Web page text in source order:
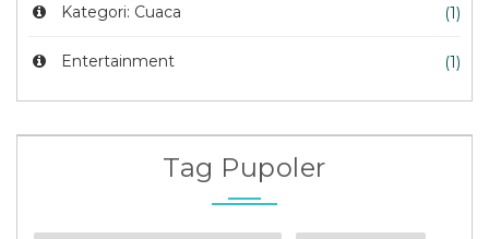
Kategori: Cuaca (1)
Entertainment (1)
Tag Pupoler